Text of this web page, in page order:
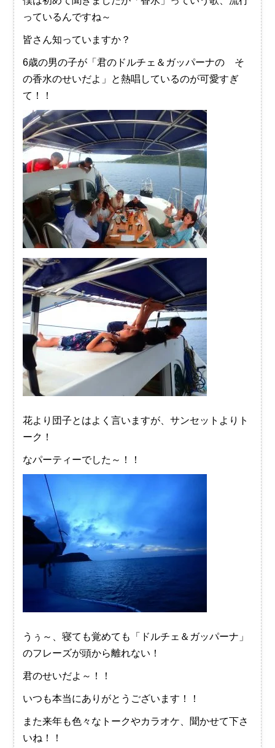
っているんですね～
皆さん知っていますか？
6歳の男の子が「君のドルチェ＆ガッパーナの そ
の香水のせいだよ」と熱唱しているのが可愛すぎ
て！！
花より団子とはよく言いますが、サンセットよりト
ーク！
なパーティーでした～！！
うぅ～、寝ても覚めても「ドルチェ＆ガッパーナ」
のフレーズが頭から離れない！
君のせいだよ～！！
いつも本当にありがとうございます！！
また来年も色々なトークやカラオケ、聞かせて下さ
いね！！